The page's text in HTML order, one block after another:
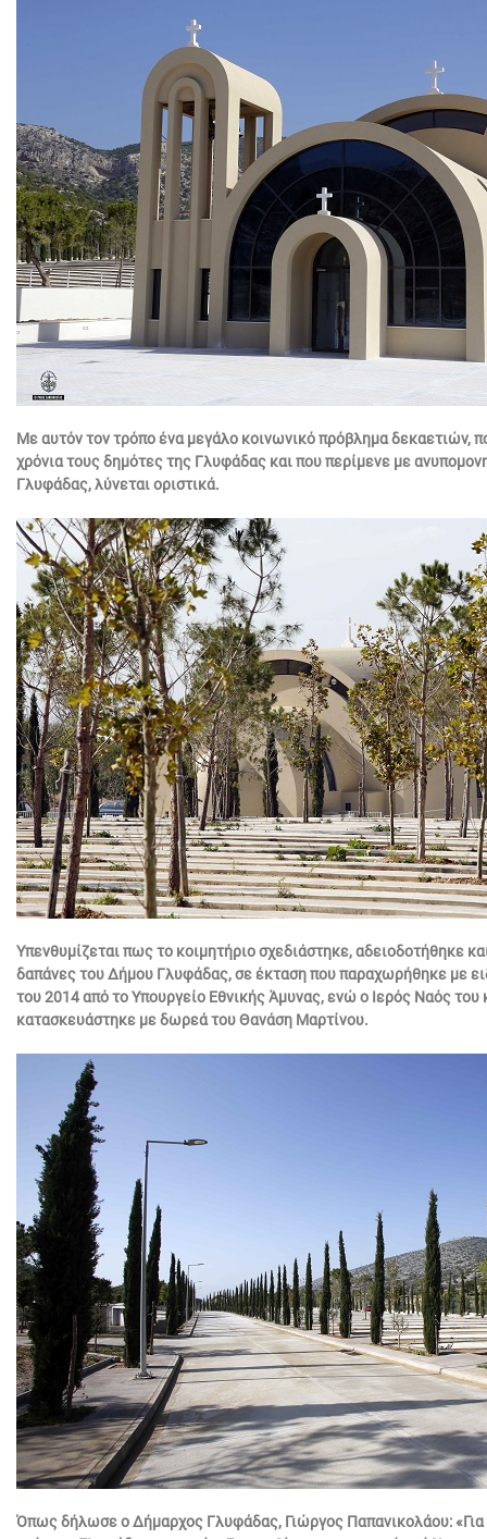
Με αυτόν τον τρόπο ένα μεγάλο κοινωνικό πρόβλημα δεκαετιών,
χρόνια τους δημότες της Γλυφάδας και που περίμενε με
Γλυφάδας, λύνεται οριστικά.
Υπενθυμίζεται πως το κοιμητήριο σχεδιάστηκε, αδειοδοτήθηκε
δαπάνες του Δήμου Γλυφάδας, σε έκταση που παραχωρήθηκε με
του 2014 από το Υπουργείο Εθνικής Άμυνας, ενώ ο Ιερός Ναός του
κατασκευάστηκε με δωρεά του Θανάση Μαρτίνου.
Όπως δήλωσε ο Δήμαρχος Γλυφάδας, Γιώργος Παπανικολάου: «Για